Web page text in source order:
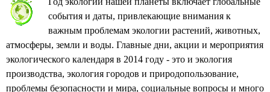
события и даты, привлекающие внимания к
важным проблемам экологии растений, животных,
атмосферы, земли и воды. Главные дни, акции и мероприятия
экологического календаря в 2014 году - это и экология
производства, экология городов и природопользование,
проблемы безопасности и мира, социальные вопросы и много